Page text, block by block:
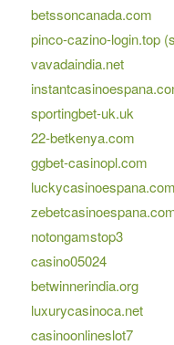
betssoncanada.com
pinco-cazino-login.top
vavadaindia.net
sportingbet-uk.uk
22-betkenya.com
ggbet-casinopl.com
luckycasinoespana.com
notongamstop3
casino05024
betwinnerindia.org
luxurycasinoca.net
casinoonlineslot7